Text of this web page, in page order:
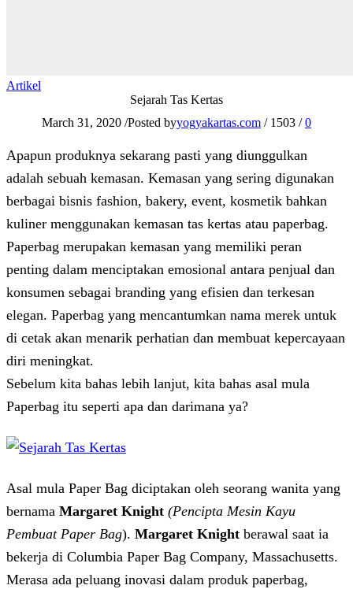
Artikel
Sejarah Tas Kertas
March 31, 2020 /Posted byyogyakartas.com / 1503 / 0
Apapun produknya sekarang pasti yang diunggulkan
adalah sebuah kemasan. Kemasan yang sering digunakan
berbagai bisnis fashion, bakery, event, kosmetik bahkan
kuliner menggunakan kemasan tas kertas atau paperbag.
Paperbag merupakan kemasan yang memiliki peran
penting dalam menciptakan emosional antara penjual dan
konsumen sebagai branding yang efisien dan terkesan
elegan. Paperbag yang mencantumkan nama merek untuk
di cetak akan menarik perhatian dan membuat kepercayaan
diri meningkat.
Sebelum kita bahas lebih lanjut, kita bahas asal mula
Paperbag itu seperti apa dan darimana ya?
Asal mula Paper Bag diciptakan oleh seorang wanita yang
bernama Margaret Knight (Pencipta Mesin Kayu
Pembuat Paper Bag). Margaret Knight berawal saat ia
bekerja di Columbia Paper Bag Company, Massachusetts.
Merasa ada peluang inovasi dalam produk paperbag,